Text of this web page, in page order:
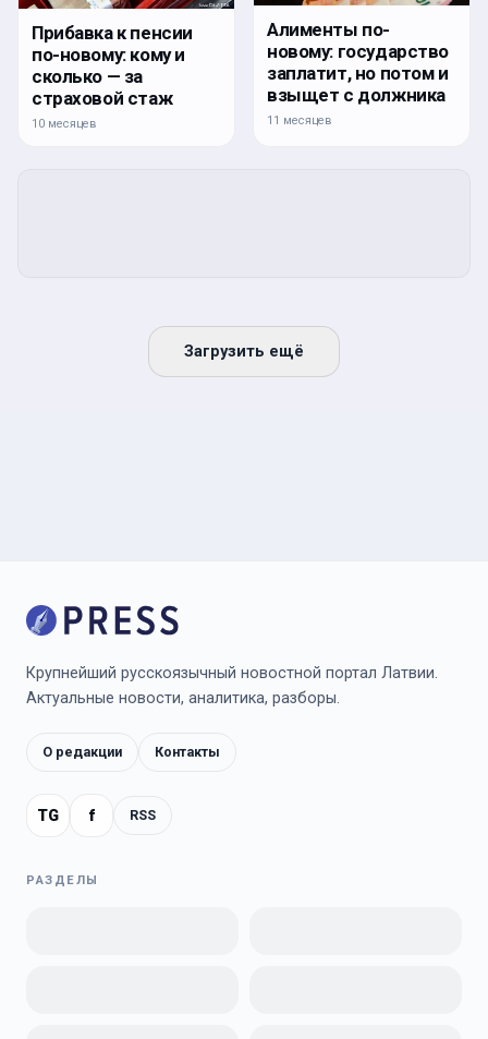
Прибавка к пенсии
по-новому: кому и
сколько — за
страховой стаж
10 месяцев
Алименты по-
новому: государство
заплатит, но потом и
взыщет с должника
11 месяцев
Загрузить ещё
Крупнейший русскоязычный новостной портал Латвии.
Актуальные новости, аналитика, разборы.
О редакции Контакты
TG f RSS
РАЗДЕЛЫ